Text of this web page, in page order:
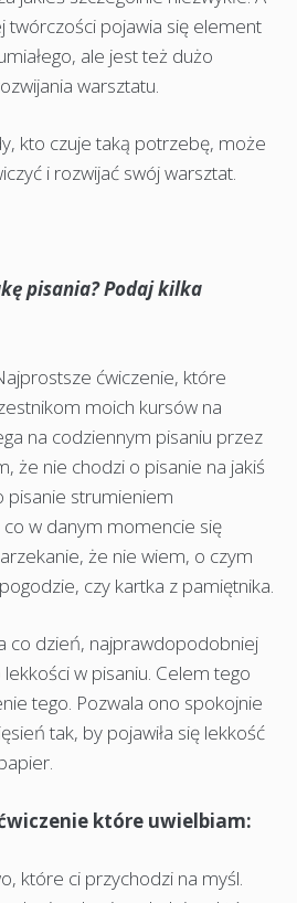
twórczości pojawia się element
ale jest też dużo
warsztatu.
kto czuje taką potrzebę, może
i rozwijać swój warsztat.
pisania? Podaj kilka
ćwiczenie, które
moich kursów na
na codziennym pisaniu przez
że nie chodzi o pisanie na jakiś
pisanie strumieniem
w danym momencie się
że nie wiem, o czym
czy kartka z pamiętnika.
co dzień, najprawdopodobniej
w pisaniu. Celem tego
tego. Pozwala ono spokojnie
tak, by pojawiła się lekkość
które uwielbiam:
które ci przychodzi na myśl.